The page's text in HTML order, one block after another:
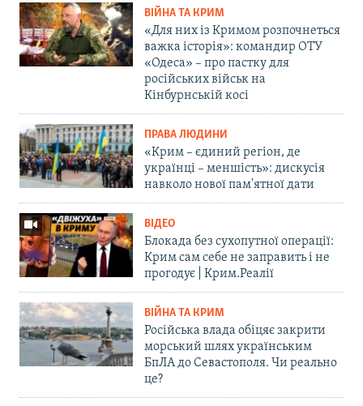
ВІЙНА ТА КРИМ
«Для них із Кримом розпочнеться
важка історія»: командир ОТУ
«Одеса» – про пастку для
російських військ на
Кінбурнській косі
ПРАВА ЛЮДИНИ
«Крим – єдиний регіон, де
українці – меншість»: дискусія
навколо нової пам'ятної дати
ВІДЕО
Блокада без сухопутної операції:
Крим сам себе не заправить і не
прогодує | Крим.Реалії
ВІЙНА ТА КРИМ
Російська влада обіцяє закрити
морський шлях українським
БпЛА до Севастополя. Чи реально
це?